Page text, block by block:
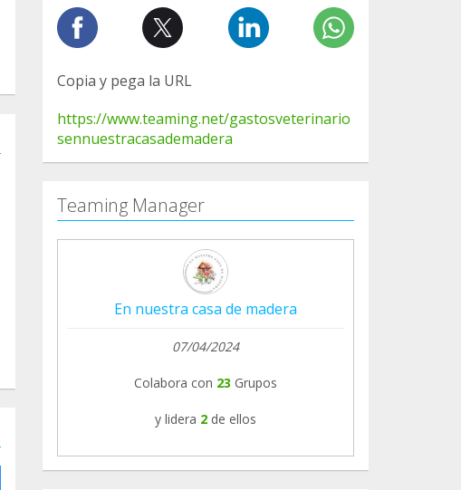
Copia y pega la URL
https://www.teaming.net/gastosveterinario
sennuestracasademadera
Teaming Manager
En nuestra casa de madera
07/04/2024
Colabora con 23 Grupos
y lidera 2 de ellos